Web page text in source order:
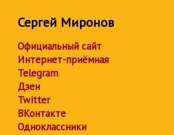
Сергей Миронов
Официальный сайт
Интернет-приёмная
Telegram
Дзен
Twitter
ВКонтакте
Одноклассники